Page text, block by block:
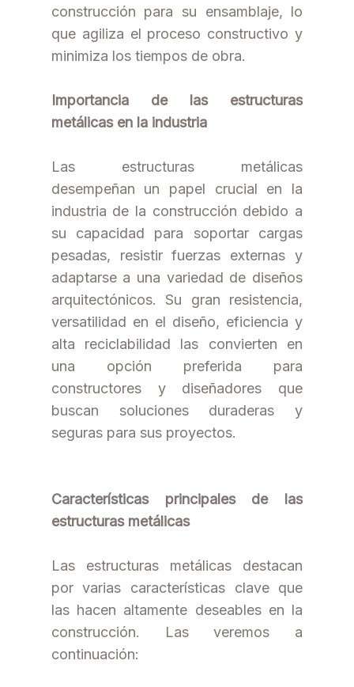
construcción para su ensamblaje, lo
que agiliza el proceso constructivo y
minimiza los tiempos de obra.
Importancia de las estructuras
metálicas en la industria
Las estructuras metálicas
desempeñan un papel crucial en la
industria de la construcción debido a
su capacidad para soportar cargas
pesadas, resistir fuerzas externas y
adaptarse a una variedad de diseños
arquitectónicos. Su gran resistencia,
versatilidad en el diseño, eficiencia y
alta reciclabilidad las convierten en
una opción preferida para
constructores y diseñadores que
buscan soluciones duraderas y
seguras para sus proyectos.
Características principales de las
estructuras metálicas
Las estructuras metálicas destacan
por varias características clave que
las hacen altamente deseables en la
construcción. Las veremos a
continuación: